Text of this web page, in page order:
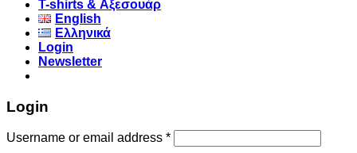
Τ-shirts & Αξεσουάρ
English
Ελληνικά
Login
Newsletter
Login
Username or email address *